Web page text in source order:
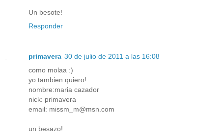
Un besote!
Responder
primavera 30 de julio de 2011 a las 16:08
como molaa :)
yo tambien quiero!
nombre:maria cazador
nick: primavera
email: missm_m@msn.com
un besazo!